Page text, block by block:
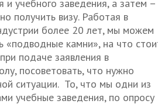
и учебного заведения, а затем –
получить визу. Работая в
более 20 лет, мы можем
«подводные камни», на что
подаче заявления в
посоветовать, что нужно
ситуации. То, что мы одни из
учебные заведения, по опросу